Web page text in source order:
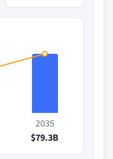
2035
$79.3B